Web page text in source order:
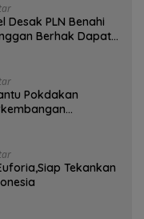
Desak PLN Benahi
Berhak Dapat
Pokdakan
Tekankan